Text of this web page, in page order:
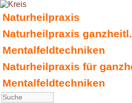
Naturheilpraxis
Naturheilpraxis
Mentalfeldtechniken
Naturheilpraxis für
Mentalfeldtechniken